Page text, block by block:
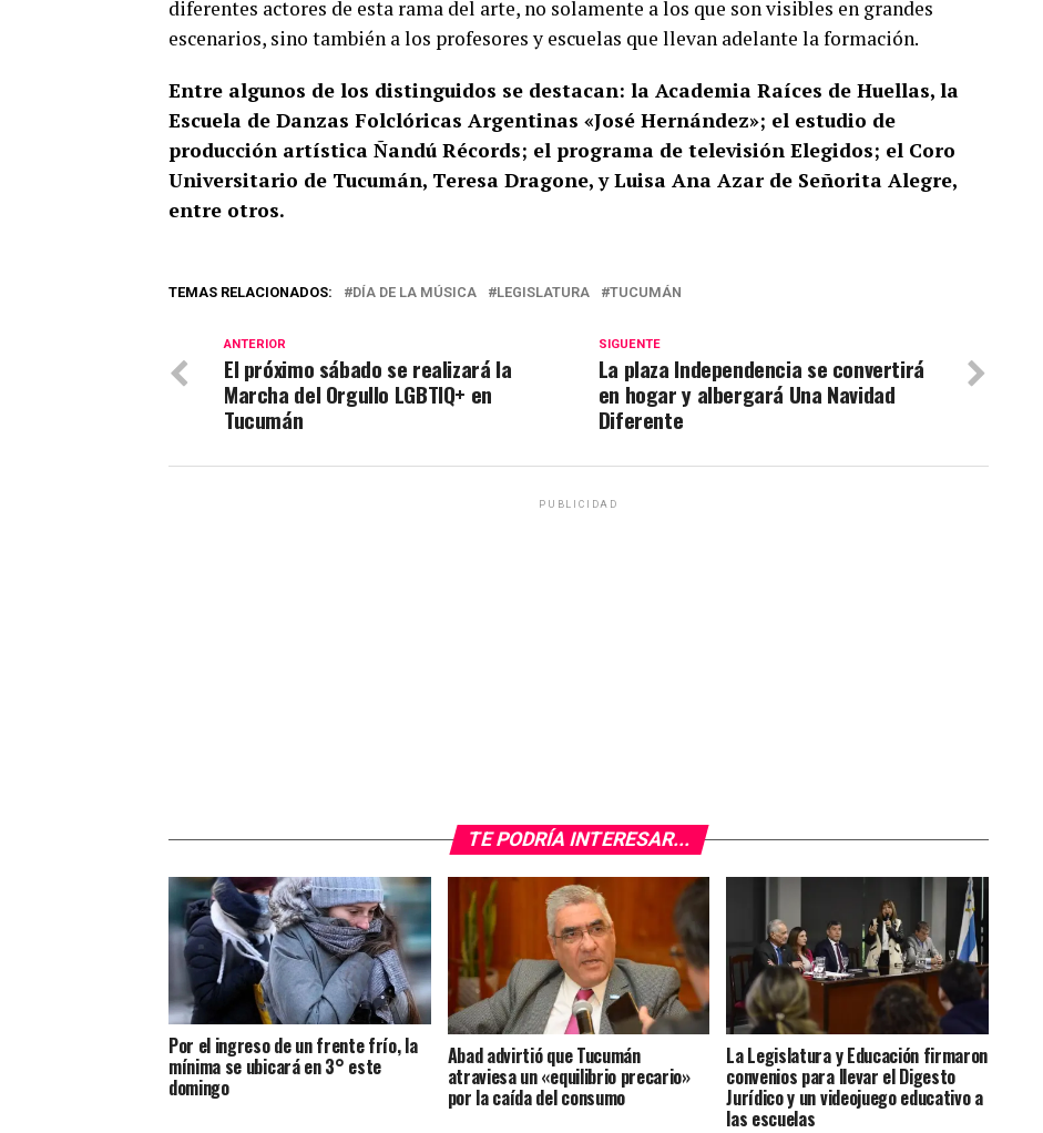
diferentes actores de esta rama del arte, no solamente a los que son visibles en grandes
escenarios, sino también a los profesores y escuelas que llevan adelante la formación.
Entre algunos de los distinguidos se destacan: la Academia Raíces de Huellas, la
Escuela de Danzas Folclóricas Argentinas «José Hernández»; el estudio de
producción artística Ñandú Récords; el programa de televisión Elegidos; el Coro
Universitario de Tucumán, Teresa Dragone, y Luisa Ana Azar de Señorita Alegre,
entre otros.
TEMAS RELACIONADOS: DÍA DE LA MÚSICA LEGISLATURA TUCUMÁN
SIGUENTE
La plaza Independencia se convertirá
en hogar y albergará Una Navidad
Diferente
ANTERIOR
El próximo sábado se realizará la
Marcha del Orgullo LGBTIQ+ en
Tucumán
PUBLICIDAD
TE PODRÍA INTERESAR...
Por el ingreso de un frente frío, la
mínima se ubicará en 3° este
domingo
Abad advirtió que Tucumán
atraviesa un «equilibrio precario»
por la caída del consumo
La Legislatura y Educación firmaron
convenios para llevar el Digesto
Jurídico y un videojuego educativo a
las escuelas